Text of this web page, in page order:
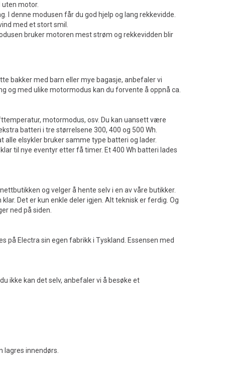
motor.
denne modusen får du god hjelp og lang rekkevidde.
med et stort smil.
bruker motoren mest strøm og rekkevidden blir
bakker med barn eller mye bagasje, anbefaler vi
og med ulike motormodus kan du forvente å oppnå ca.
motormodus, osv. Du kan uansett være
batteri i tre størrelsene 300, 400 og 500 Wh.
alle elsykler bruker samme type batteri og lader.
til nye eventyr etter få timer. Et 400 Wh batteri lades
og velger å hente selv i en av våre butikker.
Det er kun enkle deler igjen. Alt teknisk er ferdig. Og
ned på siden.
på Electra sin egen fabrikk i Tyskland. Essensen med
ikke kan det selv, anbefaler vi å besøke et
lagres innendørs.